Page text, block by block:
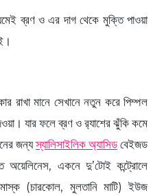
ব্রণ ও এর দাগ থেকে মুক্তি পাওয়া
রাখা মানে সেখানে নতুন করে পিম্পল
যার ফলে ব্রণ ও র‍্যাশের ঝুঁকি কমে
জন্যস্যালিসাইলিক অ্যাসিড বেইজড
একনে দু’টোই কন্ট্রোলে
(চারকোল, মুলতানি মাটি) ইউজ